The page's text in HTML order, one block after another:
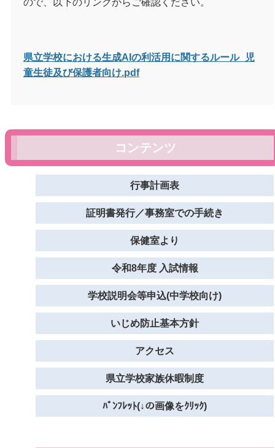
ので、以下のリンクからご確認ください。
県立学校における生成AIの利活用に関するルール_児
童生徒及び保護者向け.pdf
コンテンツ
行事計画表
証明書発行／事務室での手続き
保健室より
令和8年度 入試情報
学校説明会等申込(中学校向け)
いじめ防止基本方針
アクセス
県立学校家族休暇制度
ﾊﾟﾝﾌﾚｯﾄ(↓の画像をｸﾘｯｸ)